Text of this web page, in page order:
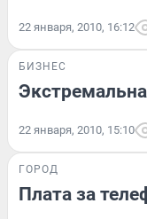
22 января, 2010, 16:12
БИЗНЕС
22 января, 2010, 15:10
ГОРОД
Плата за